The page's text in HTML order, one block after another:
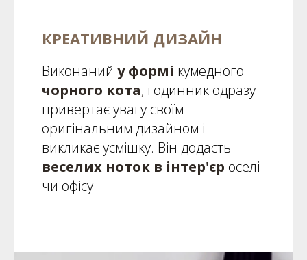
КРЕАТИВНИЙ ДИЗАЙН
Виконаний у формі кумедного
чорного кота, годинник одразу
привертає увагу своїм
оригінальним дизайном і
викликає усмішку. Він додасть
веселих ноток в інтер'єр оселі
чи офісу